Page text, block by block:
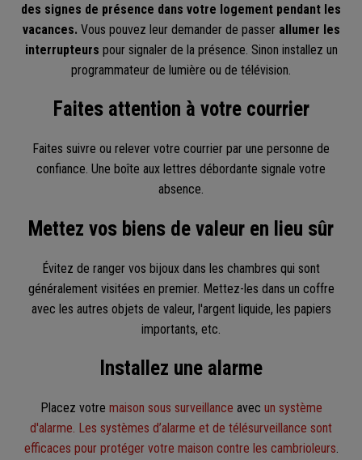
des signes de présence dans votre logement pendant les
vacances. Vous pouvez leur demander de passer allumer les
interrupteurs pour signaler de la présence. Sinon installez un
programmateur de lumière ou de télévision.
Faites attention à votre courrier
Faites suivre ou relever votre courrier par une personne de
confiance. Une boîte aux lettres débordante signale votre
absence.
Mettez vos biens de valeur en lieu sûr
Évitez de ranger vos bijoux dans les chambres qui sont
généralement visitées en premier. Mettez-les dans un coffre
avec les autres objets de valeur, l'argent liquide, les papiers
importants, etc.
Installez une alarme
Placez votre maison sous surveillance avec un système
d'alarme. Les systèmes d’alarme et de télésurveillance sont
efficaces pour protéger votre maison contre les cambrioleurs.